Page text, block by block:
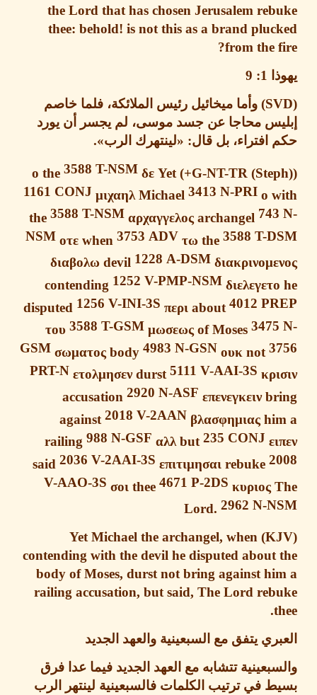
the Lord that has chosen Jerusalem
thee: behold! is not this as a brand
from the
وأما ميخائيل رئيس الملائكة، فلما خاصم
محاجا عن جسد موسى، لم يجسر أن يورد
افتراء، بل قال : « لينتهرك الرب».
ο the3588T-NSM δε Yet
1161 CONJ μιχαηλ Michael3413 N-PRI
the3588T-NSM αρχαγγελος archangel
NSM οτε when3753ADV τω the3588T-
διαβολω devil1228A-DSM
contending1252V-PMP-NSM
disputed1256V-INI-3S περι about4012
του 3588T-GSM μωσεως of Moses
GSM σωματος body4983N-GSN ουκ not
PRT-N ετολμησεν durst5111V-AAI-3S
accusation2920N-ASF επενεγκειν
against2018V-2AAN βλασφημιας
railing988N-GSF αλλ but235 CONJ
said2036V-2AAI-3S επιτιμησαιrebuke
V-AAO-3S σοιthee4671 P-2DS κυριος
Lord.2962 N-
Yet Michael the archangel, when
contending with the devil he disputed about
body of Moses, durst not bring against
railing accusation, but said,The Lord
يتفق مع السبعينية والعهد الجديد
تتشابه مع العهد الجديد فيما عدا فرق
في ترتيب الكلمات فالسبعينية لينتهر الرب